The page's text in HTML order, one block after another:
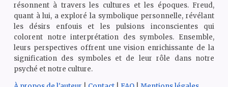
résonnent à travers les cultures et les époques. Freud,
quant à lui, a exploré la symbolique personnelle, révélant
les désirs enfouis et les pulsions inconscientes qui
colorent notre interprétation des symboles. Ensemble,
leurs perspectives offrent une vision enrichissante de la
signification des symboles et de leur rôle dans notre
psyché et notre culture.